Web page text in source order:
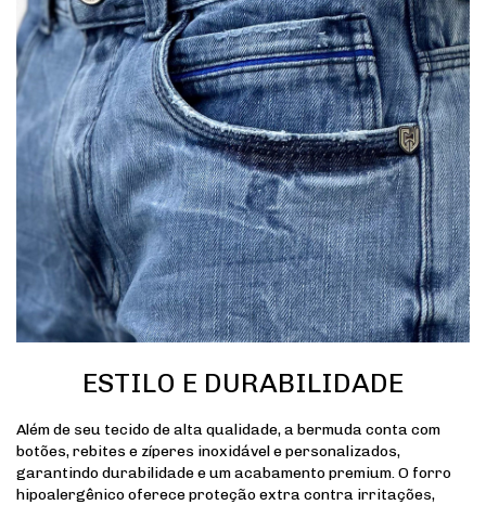
ESTILO E DURABILIDADE
Além de seu tecido de alta qualidade, a bermuda conta com
botões, rebites e zíperes inoxidável e personalizados,
garantindo durabilidade e um acabamento premium. O forro
hipoalergênico oferece proteção extra contra irritações,